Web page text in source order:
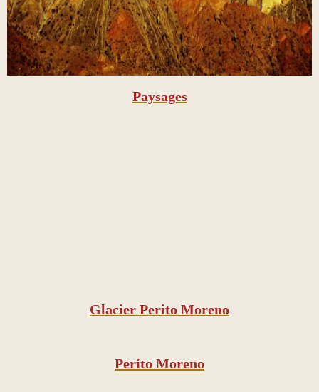
Paysages
Glacier Perito Moreno
Perito Moreno